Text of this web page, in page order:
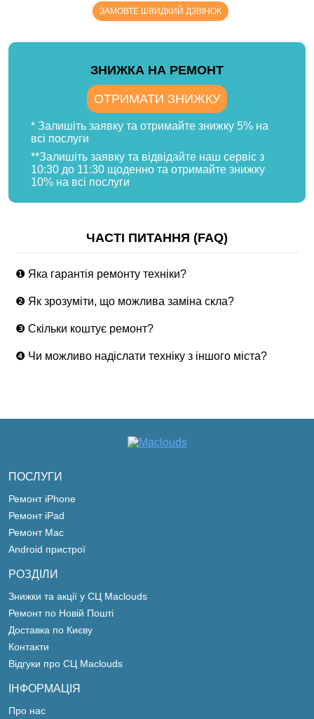
ЗАМОВТЕ ШВИДКИЙ ДЗВІНОК
ЗНИЖКА НА РЕМОНТ
ОТРИМАТИ ЗНИЖКУ
* Залишіть заявку та отримайте знижку 5% на
всі послуги
**Залишіть заявку та відвідайте наш сервіс з
10:30 до 11:30 щоденно та отримайте знижку
10% на всі послуги
ЧАСТІ ПИТАННЯ (FAQ)
❶ Яка гарантія ремонту техніки?
❷ Як зрозуміти, що можлива заміна скла?
❸ Скільки коштує ремонт?
❹ Чи можливо надіслати техніку з іншого міста?
ПОСЛУГИ
Ремонт iPhone
Ремонт iPad
Ремонт Mac
Android пристрої
РОЗДІЛИ
Знижки та акції у СЦ Maclouds
Ремонт по Новій Пошті
Доставка по Києву
Контакти
Відгуки про СЦ Maclouds
ІНФОРМАЦІЯ
Про нас